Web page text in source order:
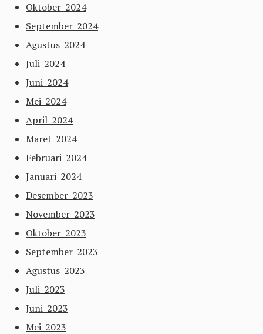
Oktober 2024
September 2024
Agustus 2024
Juli 2024
Juni 2024
Mei 2024
April 2024
Maret 2024
Februari 2024
Januari 2024
Desember 2023
November 2023
Oktober 2023
September 2023
Agustus 2023
Juli 2023
Juni 2023
Mei 2023